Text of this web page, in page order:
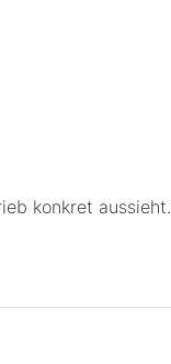
konkret aussieht.